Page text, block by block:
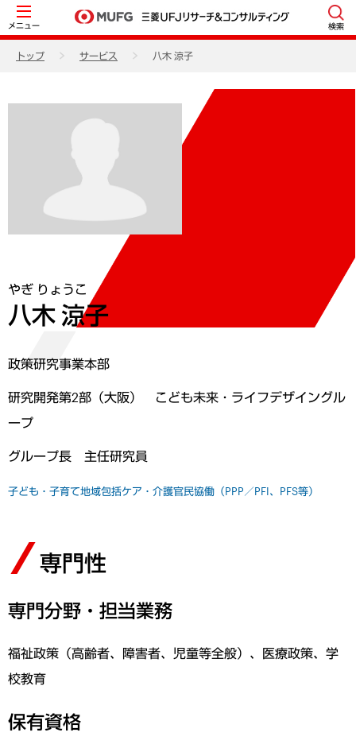
メニュー 検索
トップ サービス 八木 涼子
やぎ りょうこ
八木 涼子
政策研究事業本部
研究開発第2部（大阪） こども未来・ライフデザイングル
ープ
グループ長 主任研究員
子ども・子育て地域包括ケア・介護官民協働（PPP／PFI、PFS等）
専門性
専門分野・担当業務
福祉政策（高齢者、障害者、児童等全般）、医療政策、学
校教育
保有資格